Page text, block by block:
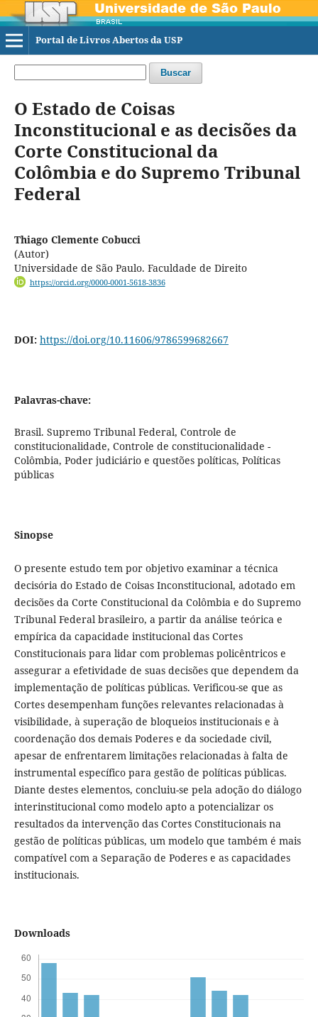
Portal de Livros Abertos da USP
Buscar
O Estado de Coisas
Inconstitucional e as decisões da
Corte Constitucional da
Colômbia e do Supremo Tribunal
Federal
Thiago Clemente Cobucci
(Autor)
Universidade de São Paulo. Faculdade de Direito
https://orcid.org/0000-0001-5618-3836
DOI: https://doi.org/10.11606/9786599682667
Palavras-chave:
Brasil. Supremo Tribunal Federal, Controle de
constitucionalidade, Controle de constitucionalidade -
Colômbia, Poder judiciário e questões políticas, Políticas
públicas
Sinopse
O presente estudo tem por objetivo examinar a técnica
decisória do Estado de Coisas Inconstitucional, adotado em
decisões da Corte Constitucional da Colômbia e do Supremo
Tribunal Federal brasileiro, a partir da análise teórica e
empírica da capacidade institucional das Cortes
Constitucionais para lidar com problemas policêntricos e
assegurar a efetividade de suas decisões que dependem da
implementação de políticas públicas. Verificou-se que as
Cortes desempenham funções relevantes relacionadas à
visibilidade, à superação de bloqueios institucionais e à
coordenação dos demais Poderes e da sociedade civil,
apesar de enfrentarem limitações relacionadas à falta de
instrumental específico para gestão de políticas públicas.
Diante destes elementos, concluiu-se pela adoção do diálogo
interinstitucional como modelo apto a potencializar os
resultados da intervenção das Cortes Constitucionais na
gestão de políticas públicas, um modelo que também é mais
compatível com a Separação de Poderes e as capacidades
institucionais.
Downloads